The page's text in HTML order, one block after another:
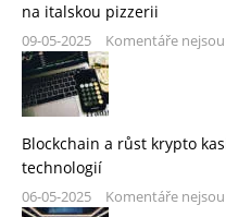
na italskou pizzerii
09-05-2025 Komentáře
Blockchain a růst krypto
technologií
06-05-2025 Komentáře